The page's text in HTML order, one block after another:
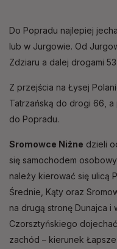
Do Popradu najlepiej
lub w Jurgowie. Od
Zdziaru a dalej drogami
Z przejścia na Łysej
Tatrzańską do drogi 66,
do Popradu.
Sromowce Niżne dzieli
się samochodem
należy kierować się ulicą
Średnie, Kąty oraz
na drugą stronę Dunajca i
Czorsztyńskiego
zachód – kierunek